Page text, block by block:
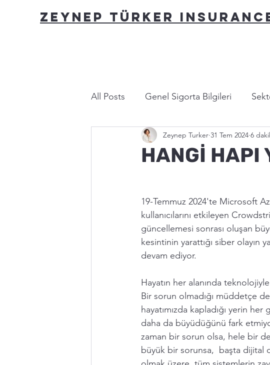
ZEYNEP TÜRKER
All Posts Genel Sigorta Bilgileri
Yasa ve Mevzuat Bu nasıl sigorta?
HANGİ HAPI
Zeynep Turker 31 Tem 2024 6
19-Temmuz 2024'te Microsoft
kullanıcılarını etkileyen
güncellemesi sonrası oluşan
kesintinin yarattığı siber olayın
devam ediyor.
Hayatın her alanında
Bir sorun olmadığı müddetçe de
hayatımızda kapladığı yerin her
daha da büyüdüğünü fark
zaman bir sorun olsa, hele bir
büyük bir sorunsa,  başta dijital